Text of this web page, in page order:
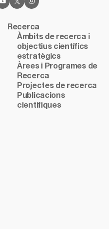
Recerca
Àmbits de recerca i
objectius científics
estratègics
Àrees i Programes de
Recerca
Projectes de recerca
Publicacions
científiques